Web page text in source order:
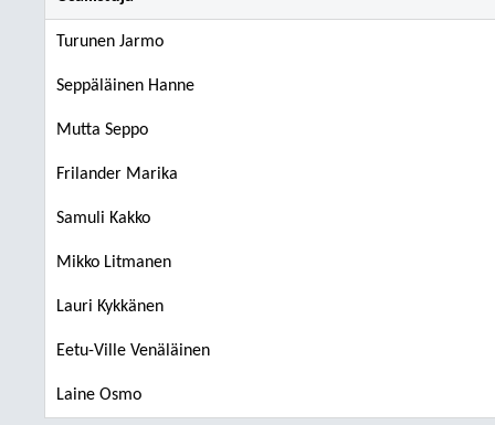
Turunen Jarmo
Seppäläinen Hanne
Mutta Seppo
Frilander Marika
Samuli Kakko
Mikko Litmanen
Lauri Kykkänen
Eetu-Ville Venäläinen
Laine Osmo